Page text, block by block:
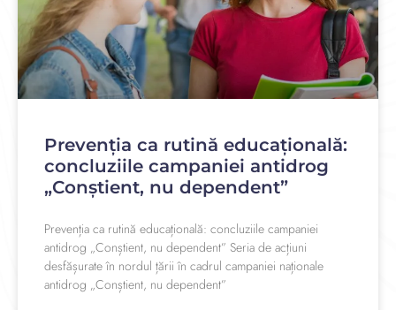
Prevenția ca rutină educațională:
concluziile campaniei antidrog
„Conștient, nu dependent”
Prevenția ca rutină educațională: concluziile campaniei
antidrog „Conștient, nu dependent” Seria de acțiuni
desfășurate în nordul țării în cadrul campaniei naționale
antidrog „Conștient, nu dependent”